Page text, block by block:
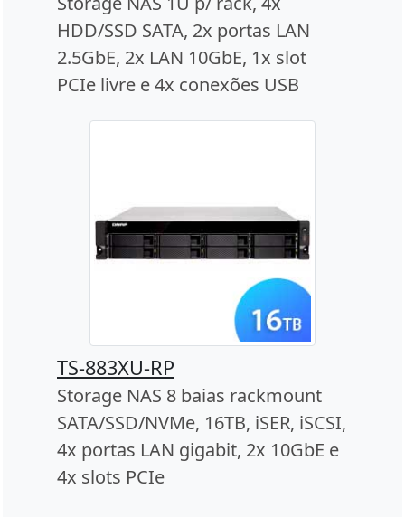
HDD/SSD SATA, 2x portas LAN
2.5GbE, 2x LAN 10GbE, 1x slot
PCIe livre e 4x conexões USB
TS-883XU-RP
Storage NAS 8 baias rackmount
SATA/SSD/NVMe, 16TB, iSER, iSCSI,
4x portas LAN gigabit, 2x 10GbE e
4x slots PCIe